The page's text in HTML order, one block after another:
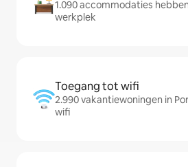
1.090 accommodaties
werkplek
Toegang tot wifi
2.990 vakantiewoningen in
wifi